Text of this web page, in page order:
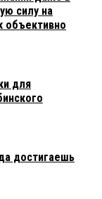
силу на
объективно
для
достигаешь